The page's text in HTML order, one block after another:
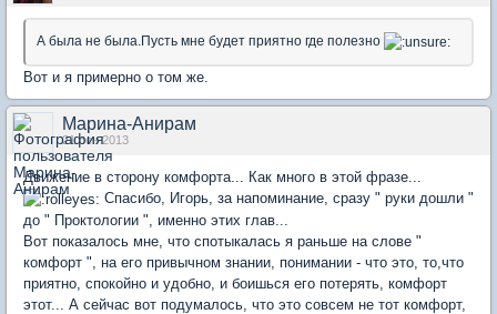
А была не была.Пусть мне будет приятно где полезно
Вот и я примерно о том же.
Марина-Анирам
21 сен 2013
Движение в сторону комфорта... Как много в этой фразе...
Спасибо, Игорь, за напоминание, сразу " руки дошли "
до " Проктологии ", именно этих глав...
Вот показалось мне, что спотыкалась я раньше на слове "
комфорт ", на его привычном знании, понимании - что это, то,что
приятно, спокойно и удобно, и боишься его потерять, комфорт
этот... А сейчас вот подумалось, что это совсем не тот комфорт,